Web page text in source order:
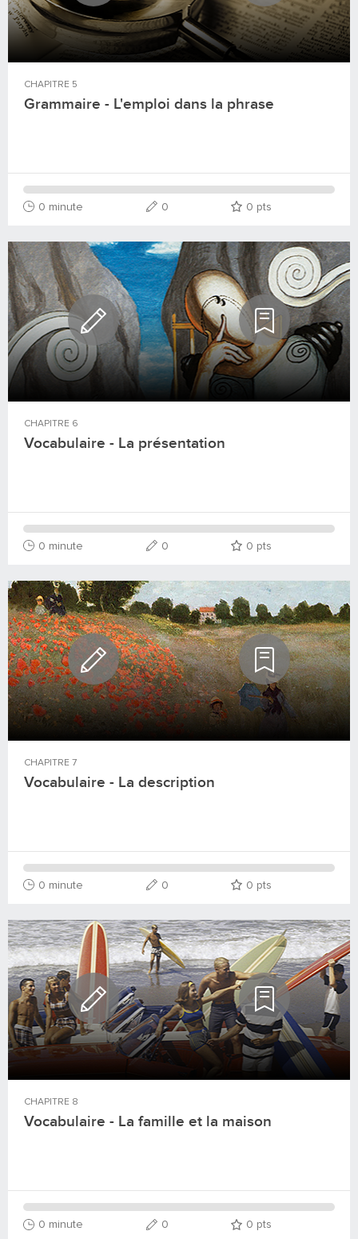
CHAPITRE 5
Grammaire - L'emploi dans la phrase
0 minute 0 0 pts
CHAPITRE 6
Vocabulaire - La présentation
0 minute 0 0 pts
CHAPITRE 7
Vocabulaire - La description
0 minute 0 0 pts
CHAPITRE 8
Vocabulaire - La famille et la maison
0 minute 0 0 pts